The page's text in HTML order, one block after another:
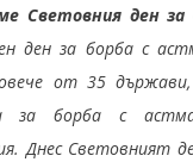
Световния ден
ден за борба с
от 35
за борба с
Днес Световният